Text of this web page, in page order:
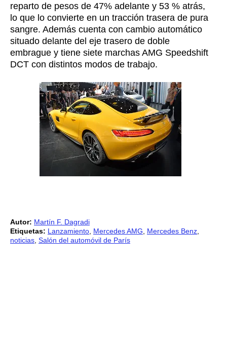
reparto de pesos de 47% adelante y 53 % atrás,
lo que lo convierte en un tracción trasera de pura
sangre. Además cuenta con cambio automático
situado delante del eje trasero de doble
embrague y tiene siete marchas AMG Speedshift
DCT con distintos modos de trabajo.
Autor: Martín F. Dagradi
Etiquetas: Lanzamiento Mercedes AMG Mercedes Benz
noticias Salón del automóvil de París